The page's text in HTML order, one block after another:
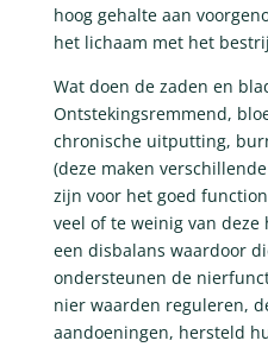
hoog gehalte aan
het lichaam met het
Wat doen de zaden en
Ontstekingsremmend,
chronische uitputting,
(deze maken
zijn voor het goed
veel of te weinig van
een disbalans waardoor
ondersteunen de
nier waarden reguleren,
aandoeningen, hersteld